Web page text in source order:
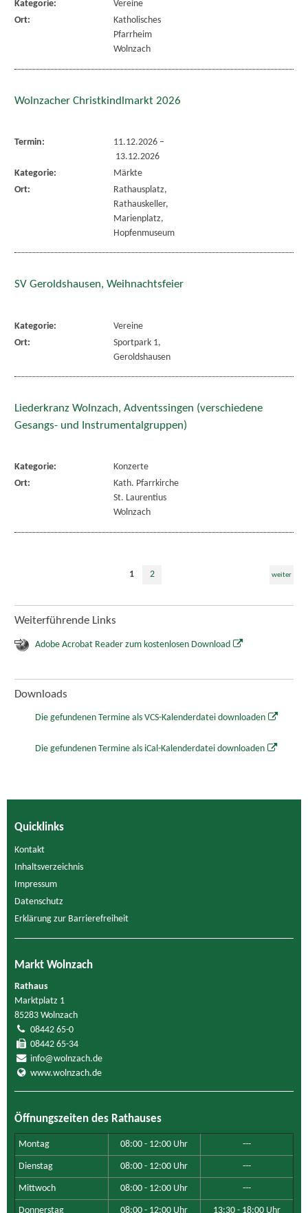
Kategorie:
Vereine
Ort:
Katholisches
Pfarrheim
Wolnzach
Wolnzacher Christkindlmarkt 2026
Termin: 11.12.2026–
13.12.2026
Kategorie:
Märkte
Ort:
Rathausplatz,
Rathauskeller,
Marienplatz,
Hopfenmuseum
SV Geroldshausen, Weihnachtsfeier
Kategorie:
Vereine
Ort:
Sportpark 1,
Geroldshausen
Liederkranz Wolnzach, Adventssingen (verschiedene
Gesangs- und Instrumentalgruppen)
Kategorie:
Konzerte
Ort:
Kath. Pfarrkirche
St. Laurentius
Wolnzach
1 2 weiter
Weiterführende Links
Adobe Acrobat Reader zum kostenlosen Download
Downloads
Die gefundenen Termine als VCS-Kalenderdatei downloaden
Die gefundenen Termine als iCal-Kalenderdatei downloaden
Quicklinks
Kontakt
Inhaltsverzeichnis
Impressum
Datenschutz
Erklärung zur Barrierefreiheit
Markt Wolnzach
Rathaus
Marktplatz 1
85283 Wolnzach
08442 65-0
08442 65-34
info@wolnzach.de
www.wolnzach.de
Öffnungszeiten des Rathauses
Montag 08:00 - 12:00 Uhr ---
Dienstag 08:00 - 12:00 Uhr ---
Mittwoch 08:00 - 12:00 Uhr ---
Donnerstag 08:00 - 12:00 Uhr 13:30 - 18:00 Uhr